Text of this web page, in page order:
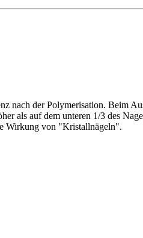
nach der Polymerisation. Beim
als auf dem unteren 1/3 des
Wirkung von "Kristallnägeln".